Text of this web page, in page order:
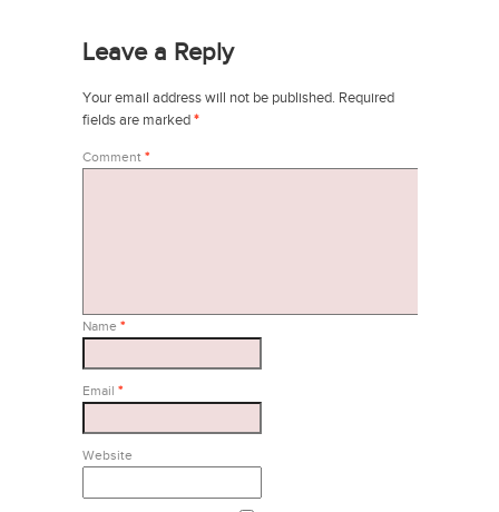
Leave a Reply
Your email address will not be published. Required
fields are marked*
Comment *
Name *
Email *
Website